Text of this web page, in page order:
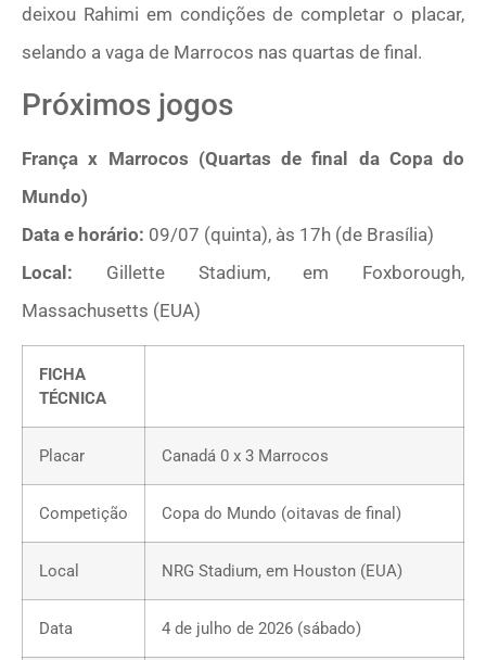
deixou Rahimi em condições de completar o placar,
selando a vaga de Marrocos nas quartas de final.
Próximos jogos
França x Marrocos (Quartas de final da Copa do
Mundo)
Data e horário: 09/07 (quinta), às 17h (de Brasília)
Local: Gillette Stadium, em Foxborough,
Massachusetts (EUA)
FICHA
TÉCNICA
Placar Canadá 0 x 3 Marrocos
Competição Copa do Mundo (oitavas de final)
Local NRG Stadium, em Houston (EUA)
Data 4 de julho de 2026 (sábado)